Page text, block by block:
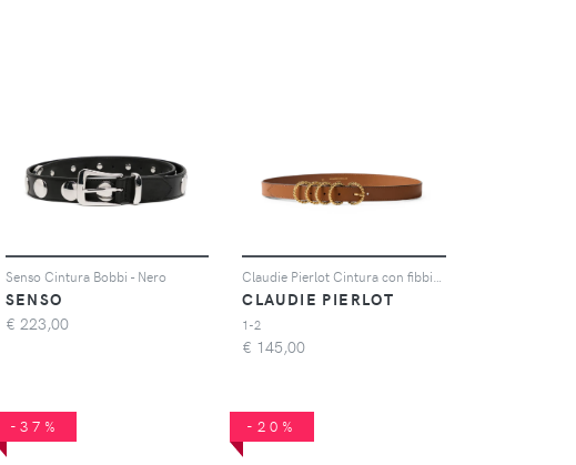
Senso Cintura Bobbi - Nero
SENSO
€ 223,00
CLAUDIE PIERLOT
1-2
€ 145,00
-37% -20%